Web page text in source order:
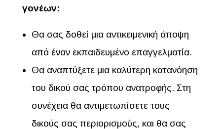
γονέων:
Θα σας δοθεί μια αντικειμενική άποψη
από έναν εκπαιδευμένο επαγγελματία.
Θα αναπτύξετε μια καλύτερη κατανόηση
του δικού σας τρόπου ανατροφής. Στη
συνέχεια θα αντιμετωπίσετε τους
δικούς σας περιορισμούς, και θα σας